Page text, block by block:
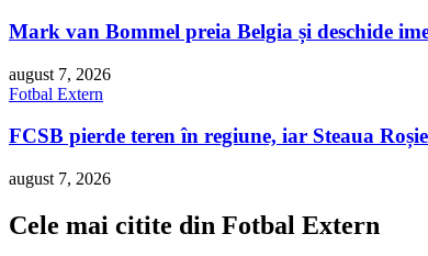
Mark van Bommel preia Belgia și deschide
august 7, 2026
Fotbal Extern
FCSB pierde teren în regiune, iar Steaua
august 7, 2026
Cele mai citite din Fotbal Extern